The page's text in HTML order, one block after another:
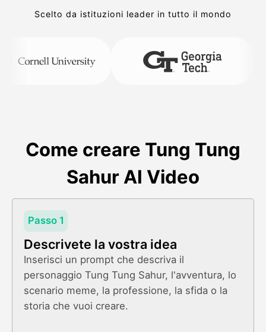
Scelto da istituzioni leader in tutto il mondo
Come creare Tung Tung
Sahur AI Video
Passo 1
Descrivete la vostra idea
Inserisci un prompt che descriva il
personaggio Tung Tung Sahur, l'avventura, lo
scenario meme, la professione, la sfida o la
storia che vuoi creare.